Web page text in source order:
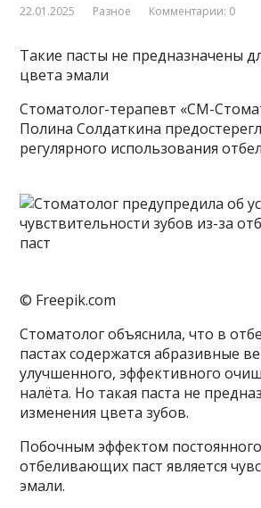
22.01.2025 Разное Комментарии: 0
Такие пасты не предназначены
цвета эмали
Стоматолог-терапевт «СМ-
Полина Солдаткина
регулярного использования
© Freepik.com
Стоматолог объяснила, что в
пастах содержатся абразивные
улучшенного, эффективного
налёта. Но такая паста не
изменения цвета зубов.
Побочным эффектом
отбеливающих паст является
эмали.